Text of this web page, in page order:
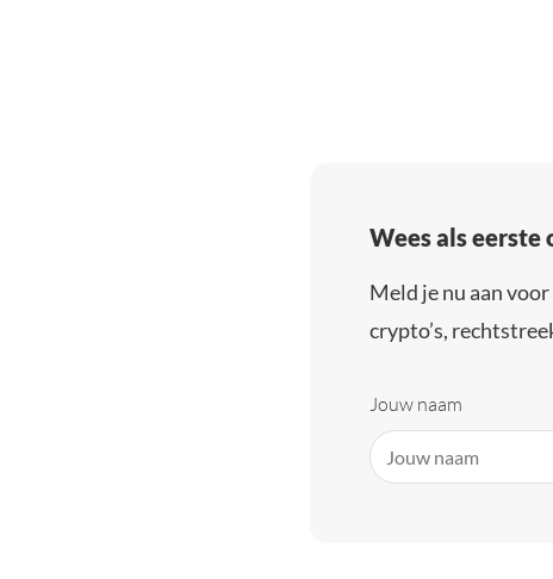
Wees als
Meld je nu aan
crypto’s,
Jouw naam